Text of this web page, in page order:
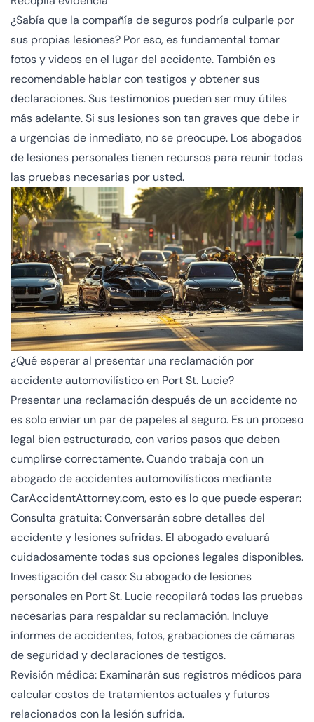
¿Sabía que la compañía de seguros podría culparle por
sus propias lesiones? Por eso, es fundamental tomar
fotos y videos en el lugar del accidente. También es
recomendable hablar con testigos y obtener sus
declaraciones. Sus testimonios pueden ser muy útiles
más adelante. Si sus lesiones son tan graves que debe ir
a urgencias de inmediato, no se preocupe. Los abogados
de lesiones personales tienen recursos para reunir todas
las pruebas necesarias por usted.
¿Qué esperar al presentar una reclamación por
accidente automovilístico en Port St. Lucie?
Presentar una reclamación después de un accidente no
es solo enviar un par de papeles al seguro. Es un proceso
legal bien estructurado, con varios pasos que deben
cumplirse correctamente. Cuando trabaja con un
abogado de accidentes automovilísticos mediante
CarAccidentAttorney.com, esto es lo que puede esperar:
Consulta gratuita: Conversarán sobre detalles del
accidente y lesiones sufridas. El abogado evaluará
cuidadosamente todas sus opciones legales disponibles.
Investigación del caso: Su abogado de lesiones
personales en Port St. Lucie recopilará todas las pruebas
necesarias para respaldar su reclamación. Incluye
informes de accidentes, fotos, grabaciones de cámaras
de seguridad y declaraciones de testigos.
Revisión médica: Examinarán sus registros médicos para
calcular costos de tratamientos actuales y futuros
relacionados con la lesión sufrida.